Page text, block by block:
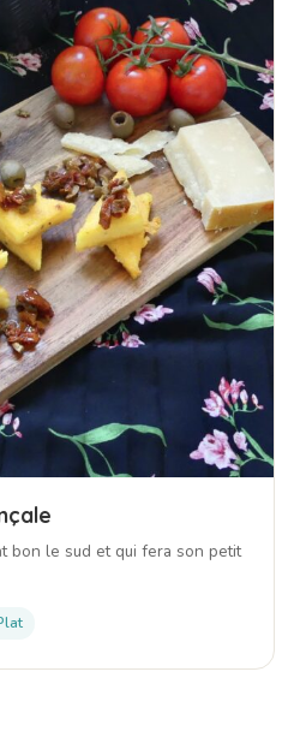
bon le sud et qui fera son petit